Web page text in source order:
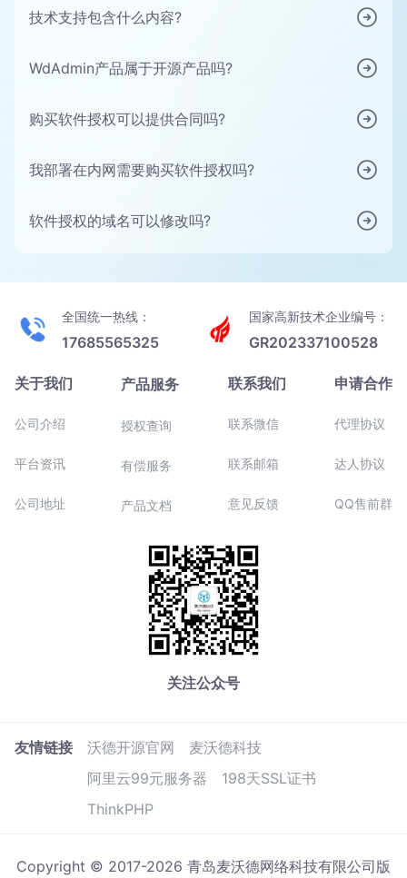
技术支持包含什么内容?
WdAdmin产品属于开源产品吗?
购买软件授权可以提供合同吗?
我部署在内网需要购买软件授权吗?
软件授权的域名可以修改吗?
全国统一热线：
17685565325
国家高新技术企业编号：
GR202337100528
关于我们
公司介绍
平台资讯
公司地址
产品服务
授权查询
有偿服务
产品文档
联系我们
联系微信
联系邮箱
意见反馈
申请合作
代理协议
达人协议
QQ售前群
关注公众号
友情链接 沃德开源官网
麦沃德科技
阿里云99元服务器
198天SSL证书
ThinkPHP
Copyright © 2017-2026 青岛麦沃德网络科技有限公司版